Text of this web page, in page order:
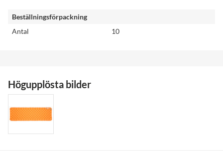
Beställningsförpackning
Antal
10
Högupplösta bilder